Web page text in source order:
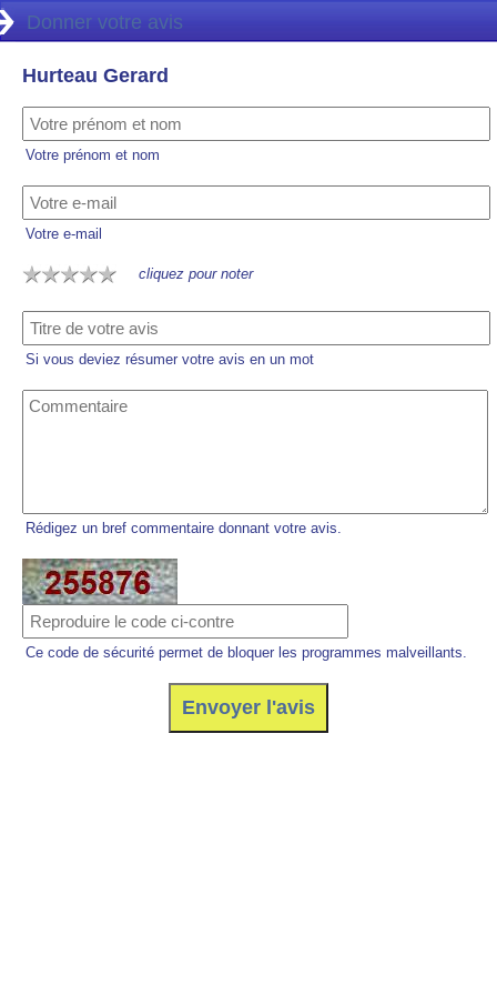
Donner votre avis
Hurteau Gerard
Votre prénom et nom
Votre e-mail
cliquez pour noter
Si vous deviez résumer votre avis en un mot
Rédigez un bref commentaire donnant votre avis.
Ce code de sécurité permet de bloquer les programmes malveillants.